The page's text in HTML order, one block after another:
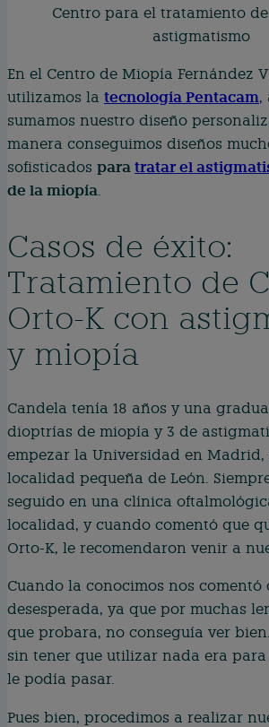
Centro para el tratamiento
astigmatismo
En el Centro de Miopía Fernández
utilizamos la tecnología Pentacam,
sumamos nuestro diseño
manera conseguimos diseños
sofisticados paratratar el
de la miopía.
Casos de éxito:
Tratamiento de
Orto-K con
y miopía
Candela tenía 18 años y una
dioptrías de miopía y 3 de
empezar la Universidad en Madrid,
localidad pequeña de León.
seguido en una clínica
localidad, y cuando comentó que
Orto-K, le recomendaron venir a
Cuando la conocimos nos comentó
desesperada, ya que por muchas
que probara, no conseguía ver
sin tener que utilizar nada era
le podía pasar.
Pues bien, procedimos a realizar